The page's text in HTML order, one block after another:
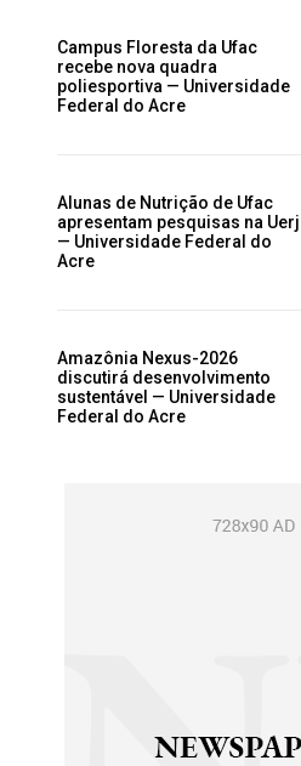
Campus Floresta da Ufac
recebe nova quadra
poliesportiva — Universidade
Federal do Acre
Alunas de Nutrição de Ufac
apresentam pesquisas na Uerj
— Universidade Federal do
Acre
Amazônia Nexus-2026
discutirá desenvolvimento
sustentável — Universidade
Federal do Acre